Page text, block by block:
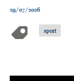
29/07/2026
sport